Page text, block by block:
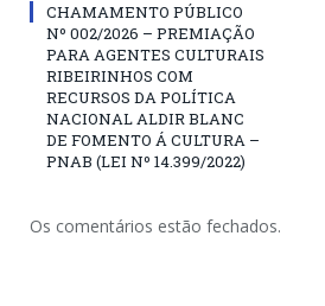
CHAMAMENTO PÚBLICO
Nº 002/2026 – PREMIAÇÃO
PARA AGENTES CULTURAIS
RIBEIRINHOS COM
RECURSOS DA POLÍTICA
NACIONAL ALDIR BLANC
DE FOMENTO Á CULTURA –
PNAB (LEI Nº 14.399/2022)
Os comentários estão fechados.